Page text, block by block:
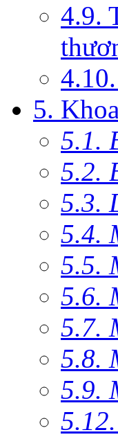
4.9.
5.
5.1.
5.2.
5.3.
5.4.
5.5.
5.6.
5.7.
5.8.
5.9.